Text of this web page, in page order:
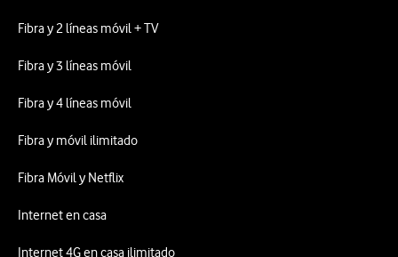
Fibra y 2 líneas móvil + TV
Fibra y 3 líneas móvil
Fibra y 4 líneas móvil
Fibra y móvil ilimitado
Fibra Móvil y Netflix
Internet en casa
Internet 4G en casa ilimitado